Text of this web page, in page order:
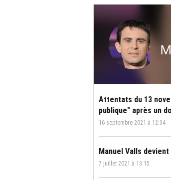
Attentats du 13
publique" après un
16 septembre 2021 à 12:34
Manuel Valls
7 juillet 2021 à 13:15